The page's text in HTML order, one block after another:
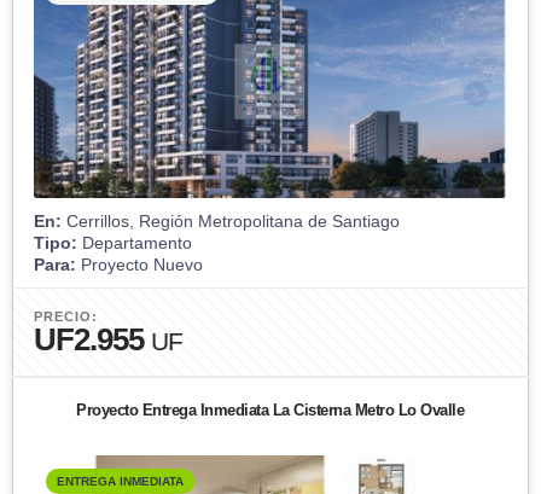
En: Cerrillos, Región Metropolitana de Santiago
Tipo: Departamento
Para: Proyecto Nuevo
PRECIO:
UF2.955 UF
Proyecto Entrega Inmediata La Cisterna Metro Lo Ovalle
ENTREGA INMEDIATA